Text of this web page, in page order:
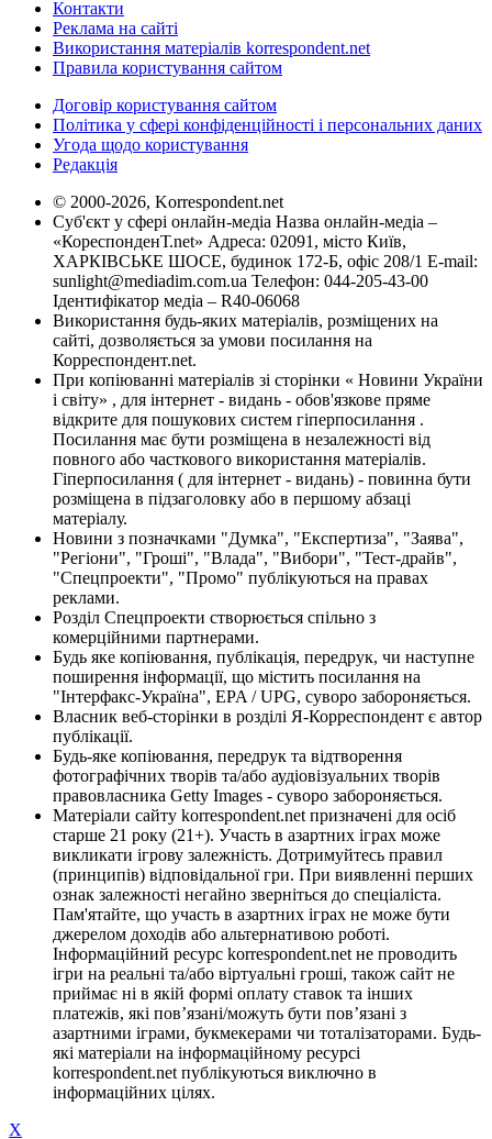
Контакти
Реклама на сайті
Використання матеріалів korrespondent.net
Правила користування сайтом
Договір користування сайтом
Політика у сфері конфіденційності і персональних даних
Угода щодо користування
Редакція
© 2000-2026, Korrespondent.net
Суб'єкт у сфері онлайн-медіа Назва онлайн-медіа –
«КореспонденТ.net» Адреса: 02091, місто Київ,
ХАРКІВСЬКЕ ШОСЕ, будинок 172-Б, офіс 208/1 E-mail:
sunlight@mediadim.com.ua Телефон: 044-205-43-00
Ідентифікатор медіа – R40-06068
Використання будь-яких матеріалів, розміщених на
сайті, дозволяється за умови посилання на
Корреспондент.net.
При копіюванні матеріалів зі сторінки « Новини України
і світу» , для інтернет - видань - обов'язкове пряме
відкрите для пошукових систем гіперпосилання .
Посилання має бути розміщена в незалежності від
повного або часткового використання матеріалів.
Гіперпосилання ( для інтернет - видань) - повинна бути
розміщена в підзаголовку або в першому абзаці
матеріалу.
Новини з позначками "Думка", "Експертиза", "Заява",
"Регіони", "Гроші", "Влада", "Вибори", "Тест-драйв",
"Спецпроекти", "Промо" публікуються на правах
реклами.
Розділ Спецпроекти створюється спільно з
комерційними партнерами.
Будь яке копіювання, публікація, передрук, чи наступне
поширення інформації, що містить посилання на
"Інтерфакс-Україна", EPA / UPG, суворо забороняється.
Власник веб-сторінки в розділі Я-Корреспондент є автор
публікації.
Будь-яке копіювання, передрук та відтворення
фотографічних творів та/або аудіовізуальних творів
правовласника Getty Images - суворо забороняється.
Матеріали сайту korrespondent.net призначені для осіб
старше 21 року (21+). Участь в азартних іграх може
викликати ігрову залежність. Дотримуйтесь правил
(принципів) відповідальної гри. При виявленні перших
ознак залежності негайно зверніться до спеціаліста.
Пам'ятайте, що участь в азартних іграх не може бути
джерелом доходів або альтернативою роботі.
Інформаційний ресурс korrespondent.net не проводить
ігри на реальні та/або віртуальні гроші, також сайт не
приймає ні в якій формі оплату ставок та інших
платежів, які пов’язані/можуть бути пов’язані з
азартними іграми, букмекерами чи тоталізаторами. Будь-
які матеріали на інформаційному ресурсі
korrespondent.net публікуються виключно в
інформаційних цілях.
X